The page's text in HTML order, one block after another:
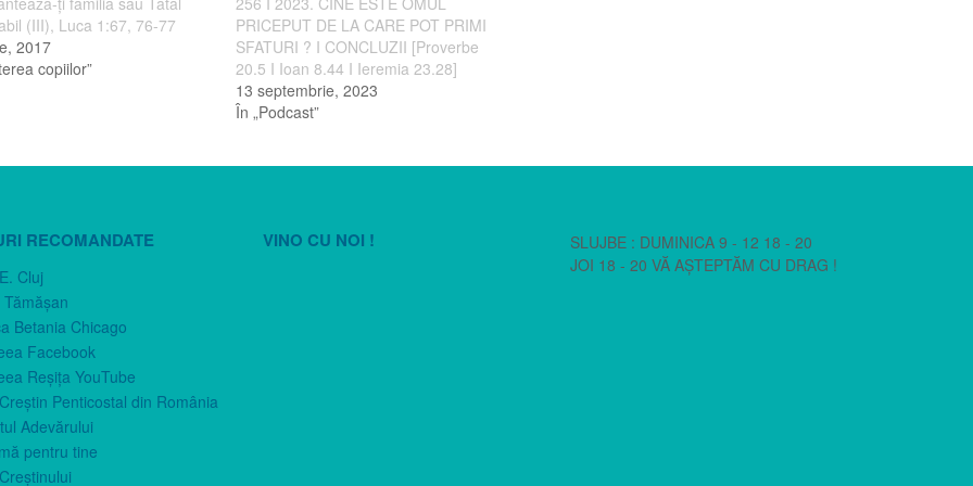
(III), Luca 1:67, 76-77
2017
copiilor”
PRICEPUT DE LA CARE POT PRIMI
SFATURI ? I CONCLUZII [Proverbe
20.5 I Ioan 8.44 I Ieremia 23.28]
13 septembrie, 2023
În „Podcast”
RECOMANDATE
Cluj
Betania Chicago
Facebook
Reşiţa YouTube
Penticostal din România
Adevărului
pentru tine
VINO CU NOI !
SLUJBE : DUMINICA 9 - 12 18 - 20
JOI 18 - 20 VĂ AȘTEPTĂM CU DRAG !